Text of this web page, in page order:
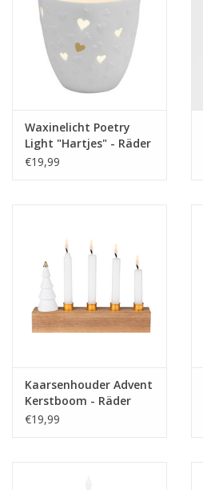
Waxinelicht Poetry
Light "Hartjes" - Räder
€19,99
Kaarsenhouder Advent
Kerstboom - Räder
€19,99